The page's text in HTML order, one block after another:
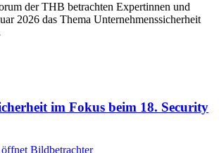
der THB betrachten Expertinnen und
2026 das Thema Unternehmenssicherheit
im Fokus beim 18. Security